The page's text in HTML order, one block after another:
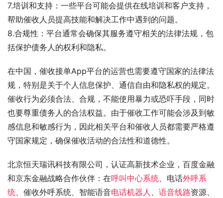
7.培训和支持：一些平台可能会提供在线培训和客户支持，
帮助催收人员提高技能和解决工作中遇到的问题。
8.合规性：平台通常会确保其服务遵守相关的法律法规，包
括保护债务人的权利和隐私。
在中国，催收接单App平台的运营也需要遵守国家的法律法
规，特别是关于个人信息保护、通信自由和隐私权的规定。
催收行为必须合法、合规，不能使用暴力或恐吓手段，同时
也要尊重债务人的合法权益。由于催收工作可能会涉及到敏
感信息和敏感行为，因此相关平台和催收人员都需要严格遵
守国家规定，确保催收活动的合法性和道德性。
北京恒天瑞讯科技有限公司，认证高新技术企业，百度金融
和京东金融战略合作伙伴：在呼叫中心系统、电话外呼系
统、催收外呼系统、智能语音电话机器人 、 语音线路资源、